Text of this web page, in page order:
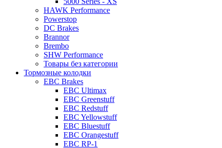
HAWK Performance
Powerstop
DC Brakes
Brannor
Brembo
SHW Performance
Товары без категории
Тормозные колодки
EBC Brakes
EBC Ultimax
EBC Greenstuff
EBC Redstuff
EBC Yellowstuff
EBC Bluestuff
EBC Orangestuff
EBC RP-1